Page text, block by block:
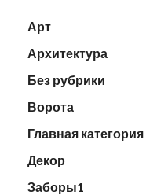
Арт
Архитектура
Без рубрики
Ворота
Главная категория
Декор
Заборы1